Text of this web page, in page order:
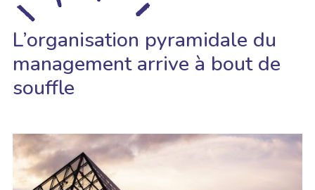
L’organisation pyramidale du
management arrive à bout de
souffle